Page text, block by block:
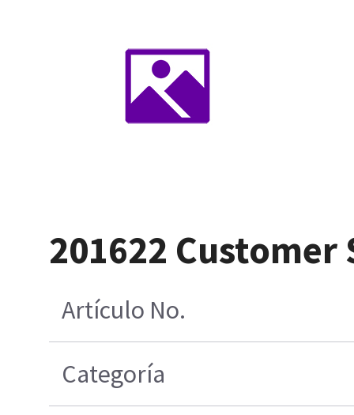
201622
Artículo No.
Categoría